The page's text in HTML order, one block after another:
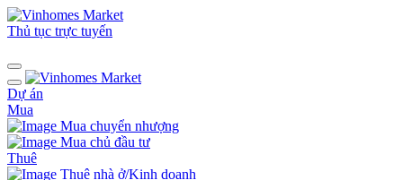
Thủ tục trực tuyến
Dự án
Mua
Mua chuyển nhượng
Mua chủ đầu tư
Thuê
Thuê nhà ở/Kinh doanh